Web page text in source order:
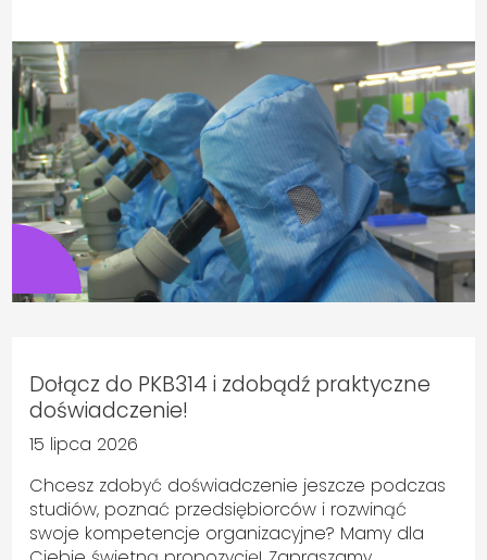
Dołącz do PKB314 i zdobądź praktyczne
doświadczenie!
15 lipca 2026
Chcesz zdobyć doświadczenie jeszcze podczas
studiów, poznać przedsiębiorców i rozwinąć
swoje kompetencje organizacyjne? Mamy dla